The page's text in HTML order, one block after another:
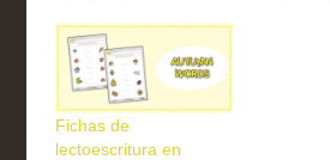
Fichas de
lectoescritura en